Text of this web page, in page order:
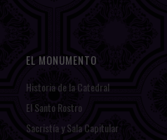
EL MONUMENTO
Historia de la Catedral
El Santo Rostro
Sacristía y Sala Capitular